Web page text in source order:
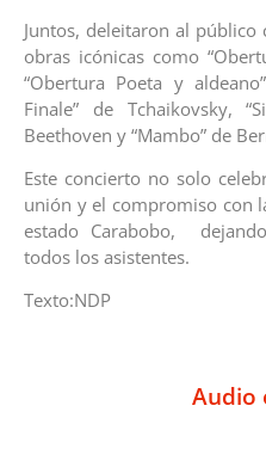
Juntos, deleitaron al
obras icónicas como
“Obertura Poeta y
Finale” de Tchaikovsky,
Beethoven y “Mambo” de
Este concierto no solo
unión y el compromiso con
estado Carabobo,
todos los asistentes.
Texto:NDP
Audio